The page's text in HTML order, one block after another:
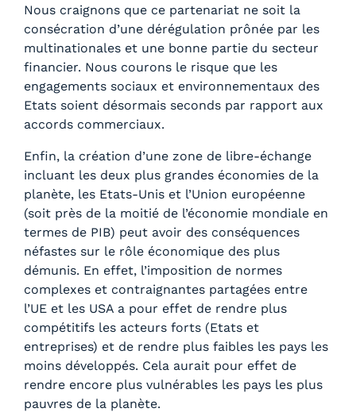
Nous craignons que ce partenariat ne soit la
consécration d’une dérégulation prônée par les
multinationales et une bonne partie du secteur
financier. Nous courons le risque que les
engagements sociaux et environnementaux des
Etats soient désormais seconds par rapport aux
accords commerciaux.
Enfin, la création d’une zone de libre-échange
incluant les deux plus grandes économies de la
planète, les Etats-Unis et l’Union européenne
(soit près de la moitié de l’économie mondiale en
termes de PIB) peut avoir des conséquences
néfastes sur le rôle économique des plus
démunis. En effet, l’imposition de normes
complexes et contraignantes partagées entre
l’UE et les USA a pour effet de rendre plus
compétitifs les acteurs forts (Etats et
entreprises) et de rendre plus faibles les pays les
moins développés. Cela aurait pour effet de
rendre encore plus vulnérables les pays les plus
pauvres de la planète.